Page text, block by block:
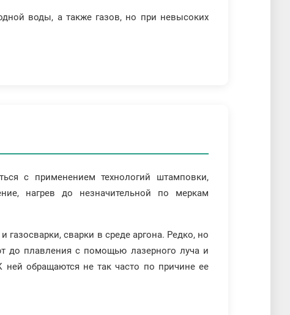
воды, а также газов, но при невысоких
с применением технологий штамповки,
нагрев до незначительной по меркам
сварки в среде аргона. Редко, но
до плавления с помощью лазерного луча и
обращаются не так часто по причине ее